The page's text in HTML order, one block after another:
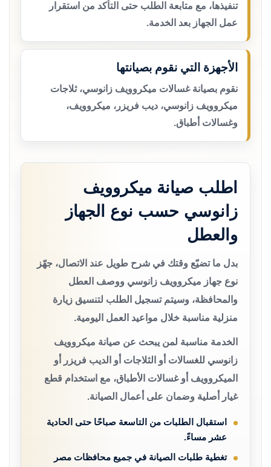
تنفيذها، مع متابعة الطلب حتى التأكد من استقرار
عمل الجهاز بعد الخدمة.
الأجهزة التي نقوم بصيانتها
نقوم بصيانة غسالات ميكروويف زانوسي، ثلاجات
ميكروويف زانوسي، ديب فريزر، ميكروويف،
وغسالات أطباق.
اطلب صيانة ميكروويف
زانوسي حسب نوع الجهاز
والعطل
بدل ما تضيّع وقتك في شرح طويل عند الاتصال، جهّز
نوع جهاز ميكروويف زانوسي ووصف العطل
والمحافظة، وسيتم تسجيل الطلب لتنسيق زيارة
منزلية مناسبة خلال مواعيد العمل اليومية.
الخدمة مناسبة لمن يبحث عن صيانة ميكروويف
زانوسي للغسالات أو الثلاجات أو الديب فريزر أو
الميكروويف أو غسالات الأطباق، مع استخدام قطع
غيار أصلية وضمان على أعمال الصيانة.
استقبال الطلبات من التاسعة صباحًا حتى الحادية
عشر مساءً.
تغطية طلبات الصيانة في جميع محافظات مصر